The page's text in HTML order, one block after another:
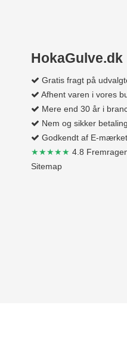
HokaGulve.dk
Gratis fragt på
Afhent varen i vores
Mere end 30 år i
Nem og sikker betaling
Godkendt af E-mærket
★★★★★ 4.8
Sitemap